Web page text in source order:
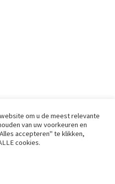
om u de meest relevante
van uw voorkeuren en
accepteren" te klikken,
cookies.